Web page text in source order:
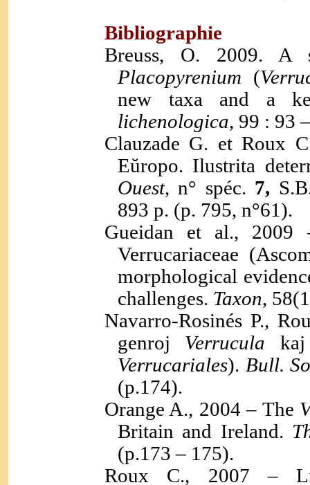
Bibliographie
Breuss, O. 2009. A
Placopyrenium (
new taxa and a
lichenologica, 99 : 93
Clauzade G. et Roux
Eŭropo. Ilustrita
Ouest, n° spéc. 7,
893 p. (p. 795, n°61).
Gueidan et al., 2009
Verrucariaceae
morphological
challenges. Taxon,
Navarro-Rosinés P.,
genroj Verrucula
Verrucariales). Bull.
(p.174).
Orange A., 2004 – The
Britain and Ireland.
(p.173 – 175).
Roux C., 2007 –